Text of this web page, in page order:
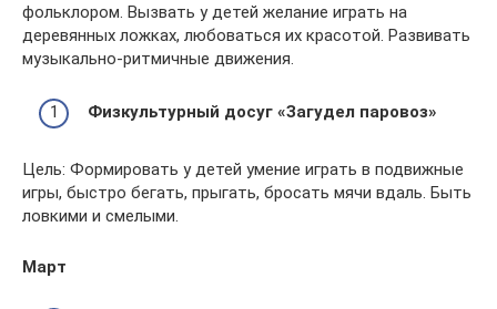
фольклором. Вызвать у детей желание играть на
деревянных ложках, любоваться их красотой. Развивать
музыкально-ритмичные движения.
Физкультурный досуг «Загудел паровоз»
Цель: Формировать у детей умение играть в подвижные
игры, быстро бегать, прыгать, бросать мячи вдаль. Быть
ловкими и смелыми.
Март